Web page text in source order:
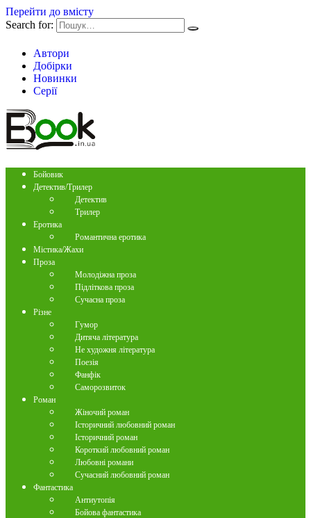
Перейти до вмісту
Search for:
Автори
Добірки
Новинки
Серії
Бойовик
Детектив/Трилер
Детектив
Трилер
Еротика
Романтична еротика
Містика/Жахи
Проза
Молодіжна проза
Підліткова проза
Сучасна проза
Різне
Гумор
Дитяча література
Не художня література
Поезія
Фанфік
Саморозвиток
Роман
Жіночий роман
Історичний любовний роман
Історичний роман
Короткий любовний роман
Любовні романи
Сучасний любовний роман
Фантастика
Антиутопія
Бойова фантастика